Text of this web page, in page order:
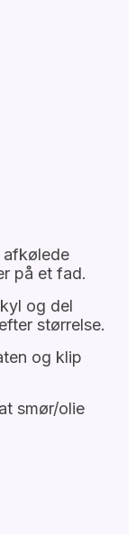
afkølede
på et fad.
og del
størrelse.
og klip
smør/olie